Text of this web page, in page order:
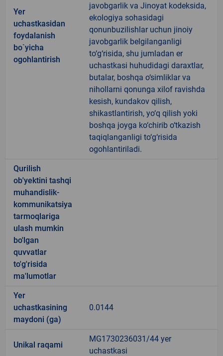
Yer
uchastkasidan
foydalanish
bo`yicha
ogohlantirish
javobgarlik va Jinoyat kodeksida,
ekologiya sohasidagi
qonunbuzilishlar uchun jinoiy
javobgarlik belgilanganligi
to‘g‘risida, shu jumladan er
uchastkasi huhudidagi daraxtlar,
butalar, boshqa o‘simliklar va
nihollarni qonunga xilof ravishda
kesish, kundakov qilish,
shikastlantirish, yo‘q qilish yoki
boshqa joyga ko‘chirib o‘tkazish
taqiqlanganligi to‘g‘risida
ogohlantiriladi.
Qurilish
ob'yektini tashqi
muhandislik-
kommunikatsiya
tarmoqlariga
ulash mumkin
bo'lgan
quvvatlar
to'g'risida
ma'lumotlar
Yer
uchastkasining
maydoni (ga)
0.0144
Unikal raqami
MG1730236031/44 yer
uchastkasi